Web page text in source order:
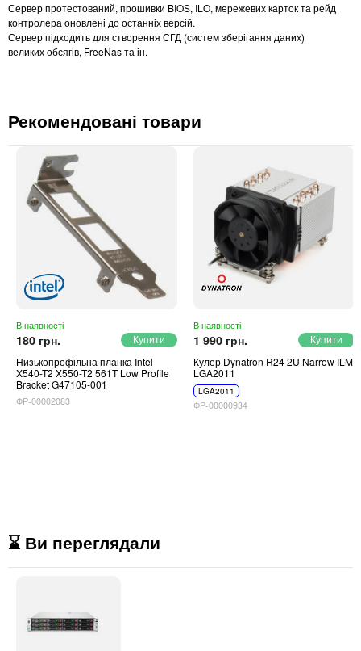
Сервер протестований, прошивки BIOS, ILO, мережевих карток та рейд
контролера оновлені до останніх версій.
Сервер підходить для створення СГД (систем зберігання даних)
великих обсягів, FreeNas та ін.
Рекомендовані товари
В наявності
180 грн.
Низькопрофільна планка Intel
X540-T2 X550-T2 561T Low Profile
Bracket G47105-001
ФР-00002083
В наявності
1 990 грн.
Кулер Dynatron R24 2U Narrow ILM
LGA2011
LGA2011
ФР-00000934
⌛ Ви переглядали